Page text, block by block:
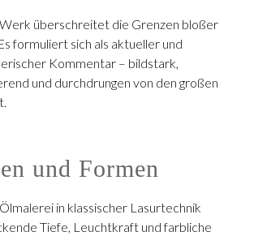
überschreitet die Grenzen bloßer
formuliert sich als aktueller und
Kommentar – bildstark,
und durchdrungen von den großen
und Formen
in klassischer Lasurtechnik
Tiefe, Leuchtkraft und farbliche